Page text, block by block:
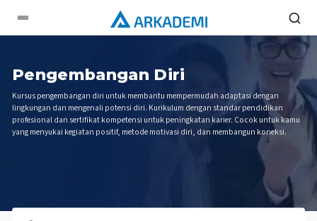
Pengembangan Diri
Kursus pengembangan diri untuk membantu mempermudah adaptasi dengan
lingkungan dan mengenali potensi diri. Kurikulum dengan standar pendidikan
profesional dan sertifikat kompetensi untuk peningkatan karier. Cocok untuk kamu
yang menyukai kegiatan positif, metode motivasi diri, dan membangun koneksi.